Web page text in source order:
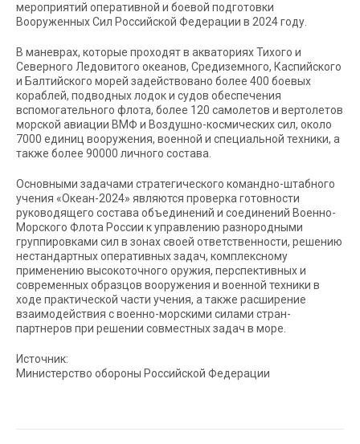
мероприятий оперативной и боевой подготовки
Вооруженных Сил Российской Федерации в 2024 году.
В маневрах, которые проходят в акваториях Тихого и
Северного Ледовитого океанов, Средиземного, Каспийского
и Балтийского морей задействовано более 400 боевых
кораблей, подводных лодок и судов обеспечения
вспомогательного флота, более 120 самолетов и вертолетов
морской авиации ВМФ и Воздушно-космических сил, около
7000 единиц вооружения, военной и специальной техники, а
также более 90000 личного состава.
Основными задачами стратегического командно-штабного
учения «Океан-2024» являются проверка готовности
руководящего состава объединений и соединений Военно-
Морского Флота России к управлению разнородными
группировками сил в зонах своей ответственности, решению
нестандартных оперативных задач, комплексному
применению высокоточного оружия, перспективных и
современных образцов вооружения и военной техники в
ходе практической части учения, а также расширение
взаимодействия с военно-морскими силами стран-
партнеров при решении совместных задач в море.
Источник:
Министерство обороны Российской Федерации